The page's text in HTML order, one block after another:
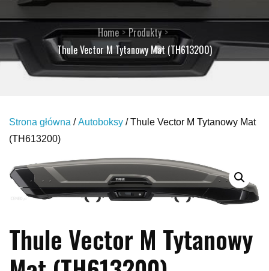
Home
Produkty
Thule Vector M Tytanowy Mat (TH613200)
Strona główna /Autoboksy / Thule Vector M Tytanowy Mat
(TH613200)
Thule Vector M Tytanowy